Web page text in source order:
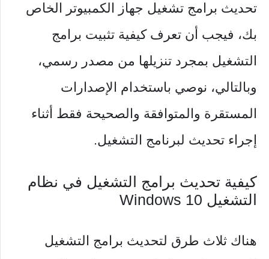
تحديث برامج تشغيل جهاز الكمبيوتر الخاص
بك، فيجب أن تعرف كيفية تثبيت برامج
التشغيل بمجرد تنزيلها من مصدر رسمي،
وبالتالي، نوصي باستخدام الإصدارات
المستقرة والمتوافقة والصحيحة فقط أثناء
إجراء تحديث لبرنامج التشغيل.
كيفية تحديث برامج التشغيل في نظام
التشغيل Windows 10
هناك ثلاث طرق لتحديث برامج التشغيل